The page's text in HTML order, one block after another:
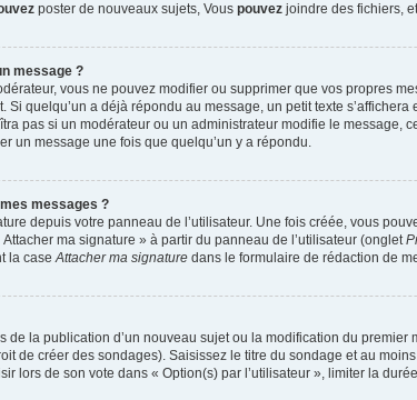
poster de nouveaux sujets, Vous pouvez joindre des fichiers,
message ?
vous ne pouvez modifier ou supprimer que vos propres
quelqu’un a déjà répondu au message, un petit texte
pas si un modérateur ou un administrateur modifie le
un message une fois que quelqu’un y a répondu.
messages ?
depuis votre panneau de l’utilisateur. Une fois créée, vous
ma signature » à partir du panneau de l’utilisateur (onglet
la caseAttacher ma signature dans le formulaire de rédaction de
de la publication d’un nouveau sujet ou la modification du
de créer des sondages). Saisissez le titre du sondage et au
lors de son vote dans « Option(s) par l’utilisateur », limiter la